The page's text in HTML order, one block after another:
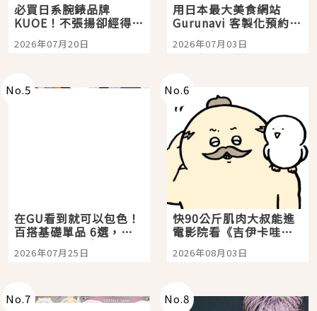
必買日系腕錶品牌
KUOE！不張揚卻經得起
時間洗鍊的經典之作五
選
2026年07月20日
用日本最大美食網站
Gurunavi 客製化預約九
大都市餐廳，打造專屬
美食體驗！
2026年07月03日
No.5
在GU看到就可以包色！
百搭基礎單品 6選，閉
眼全收也不心疼
2026年07月25日
No.6
快90公斤肌肉大叔能進
電影院看《吉伊卡哇》
嗎？日本重金屬樂團
「打首」會長與nagano
2026年08月03日
No.7 No.8